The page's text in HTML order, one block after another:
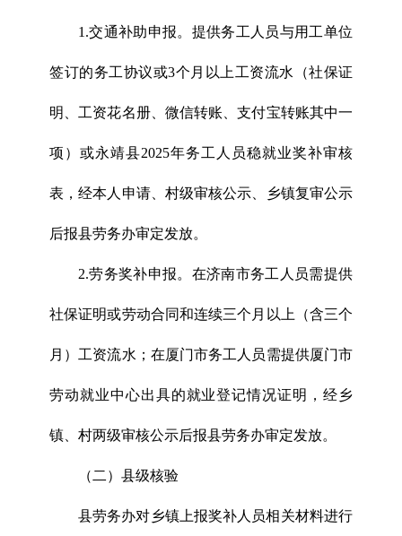
1.交通补助申报。提供务工人员与用工单位
签订的务工协议或3个月以上工资流水（社保证
明、工资花名册、微信转账、支付宝转账其中一
项）或永靖县2025年务工人员稳就业奖补审核
表，经本人申请、村级审核公示、乡镇复审公示
后报县劳务办审定发放。
2.劳务奖补申报。在济南市务工人员需提供
社保证明或劳动合同和连续三个月以上（含三个
月）工资流水；在厦门市务工人员需提供厦门市
劳动就业中心出具的就业登记情况证明，经乡
镇、村两级审核公示后报县劳务办审定发放。
（二）县级核验
县劳务办对乡镇上报奖补人员相关材料进行